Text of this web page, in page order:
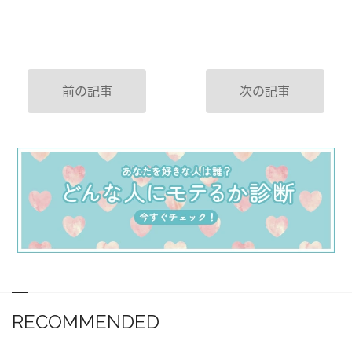
前の記事 次の記事
RECOMMENDED